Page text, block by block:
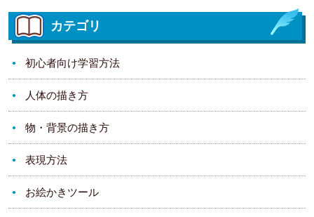
カテゴリ
初心者向け学習方法
人体の描き方
物・背景の描き方
表現方法
お絵かきツール